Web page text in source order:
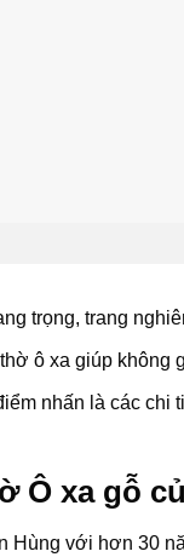
trọng, trang
ô xa giúp không
nhấn là các
Ô xa gỗ
với hơn 30